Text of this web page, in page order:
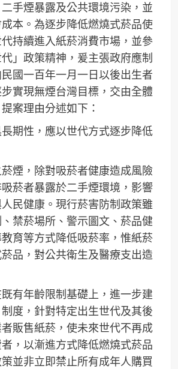
手煙暴露及公共環境污染，並
本。為逐步降低燃燒式菸品使
持續進入紙菸消費市場，並參
」政策精神，爰主張政府應制
國一百年一月一日以後出生者
實現無煙台灣目標，交由全體
案理由分述如下：
期性，應以世代方式逐步降低
煙，除對吸菸者健康造成風險
菸者暴露於二手煙環境，影響
民健康。現行菸害防制政策雖
禁菸場所、警示圖文、菸品健
育等方式降低吸菸率，惟紙菸
品，對公共衛生及醫療支出造
有年齡限制基礎上，進一步建
度，針對特定出生世代及其後
販售紙菸，使未來世代不再成
，以漸進方式降低燃燒式菸品
並非立即禁止所有成年人購買